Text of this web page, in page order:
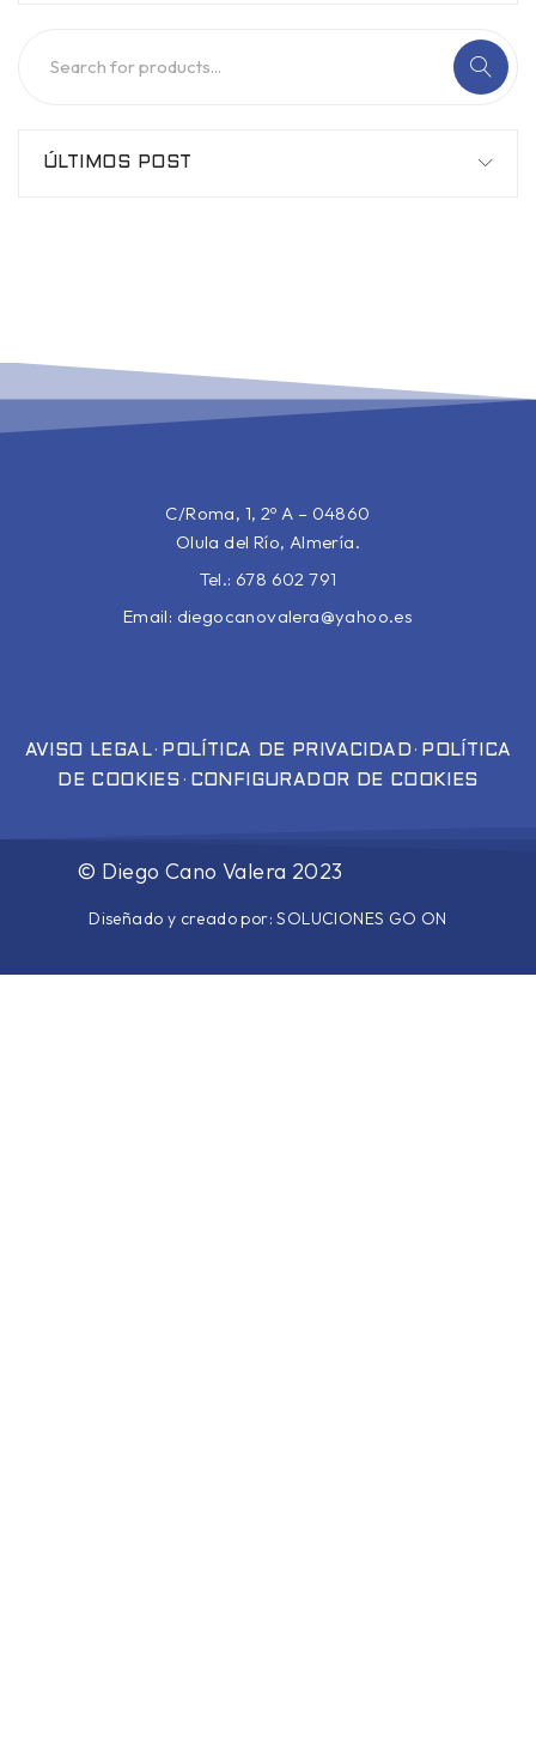
ÚLTIMOS POST
C/Roma, 1, 2º A – 04860
Olula del Río, Almería.
Tel.: 678 602 791
Email: diegocanovalera@yahoo.es
AVISO LEGAL· POLÍTICA DE PRIVACIDAD · POLÍTICA
DE COOKIES · CONFIGURADOR DE COOKIES
© Diego Cano Valera 2023
Diseñado y creado por:SOLUCIONES GO ON